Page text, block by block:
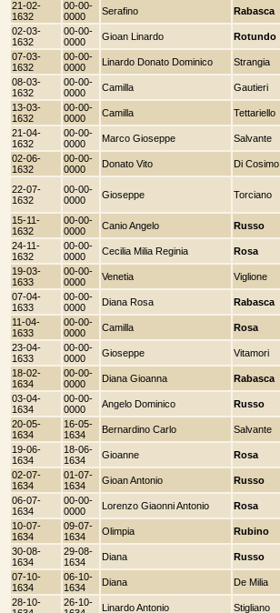
21-02-
1632
00-00-
0000
Serafino Rabasca
02-03-
1632
00-00-
0000
Gioan Linardo Rotundo
07-03-
1632
00-00-
0000
Linardo Donato Dominico Strangia
08-03-
1632
00-00-
0000
Camilla Gautieri
13-03-
1632
00-00-
0000
Camilla Tettariello
21-04-
1632
00-00-
0000
Marco Gioseppe Salvante
02-06-
1632
00-00-
0000
Donato Vito Di Cosimo
22-07-
1632
00-00-
0000
Gioseppe Torciano
15-11-
1632
00-00-
0000
Canio Angelo Russo
24-11-
1632
00-00-
0000
Cecilia Milia Reginia Rosa
19-03-
1633
00-00-
0000
Venetia Viglione
07-04-
1633
00-00-
0000
Diana Rosa Rabasca
11-04-
1633
00-00-
0000
Camilla Rosa
23-04-
1633
00-00-
0000
Gioseppe Vitamori
18-02-
1634
00-00-
0000
Diana Gioanna Rabasca
03-04-
1634
00-00-
0000
Angelo Dominico Russo
20-05-
1634
16-05-
1634
Bernardino Carlo Salvante
19-06-
1634
18-06-
1634
Gioanne Rosa
02-07-
1634
01-07-
1634
Gioan Antonio Russo
06-07-
1634
00-00-
0000
Lorenzo Giaonni Antonio Rosa
10-07-
1634
09-07-
1634
Olimpia Rubino
30-08-
1634
29-08-
1634
Diana Russo
07-10-
1634
06-10-
1634
Diana De Milia
28-10-
26-10-
Linardo Antonio Stigliano